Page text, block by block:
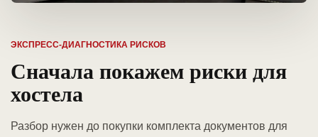
ЭКСПРЕСС-ДИАГНОСТИКА РИСКОВ
Сначала покажем риски для
хостела
Разбор нужен до покупки комплекта документов для